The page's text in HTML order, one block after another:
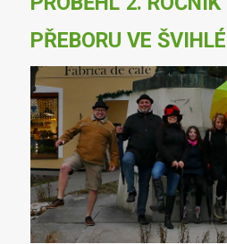
PŘEBORU VE